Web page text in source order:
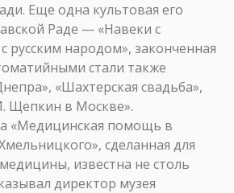
Еще одна культовая его
Раде — «Навеки с
русским народом», законченная
стали также
«Шахтерская свадьба»,
Щепкин в Москве».
«Медицинская помощь в
сделанная для
известна не столь
директор музея